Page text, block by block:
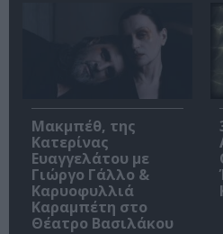
Μακμπέθ, της
Κατερίνας
Ευαγγελάτου με
Γιώργο Γάλλο &
Καρυοφυλλιά
Καραμπέτη στο
Θέατρο Βασιλάκου